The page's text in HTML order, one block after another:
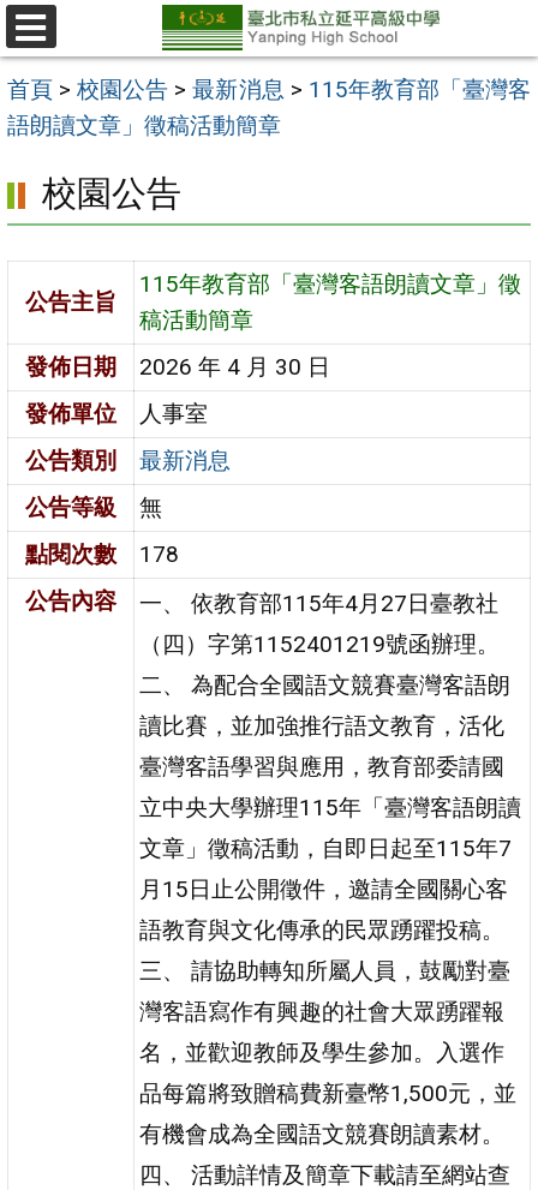
跳
至
主
要
區
選
單
首頁 >校園公告 >最新消息 > 115年教育部「臺灣客
語朗讀文章」徵稿活動簡章
校園公告
公告主旨
115年教育部「臺灣客語朗讀文章」徵
稿活動簡章
發佈日期
2026 年 4 月 30 日
發佈單位
人事室
公告類別
最新消息
公告等級
無
點閱次數
178
公告內容
一、 依教育部115年4月27日臺教社
（四）字第1152401219號函辦理。
二、 為配合全國語文競賽臺灣客語朗
讀比賽，並加強推行語文教育，活化
臺灣客語學習與應用，教育部委請國
立中央大學辦理115年「臺灣客語朗讀
文章」徵稿活動，自即日起至115年7
月15日止公開徵件，邀請全國關心客
語教育與文化傳承的民眾踴躍投稿。
三、 請協助轉知所屬人員，鼓勵對臺
灣客語寫作有興趣的社會大眾踴躍報
名，並歡迎教師及學生參加。入選作
品每篇將致贈稿費新臺幣1,500元，並
有機會成為全國語文競賽朗讀素材。
四、 活動詳情及簡章下載請至網站查